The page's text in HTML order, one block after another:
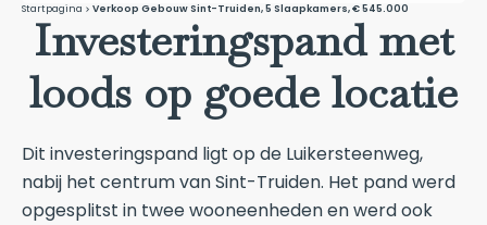
Startpagina Verkoop Gebouw Sint-Truiden, 5 Slaapkamers, € 545.000
Investeringspand met
loods op goede locatie
Dit investeringspand ligt op de Luikersteenweg,
nabij het centrum van Sint-Truiden. Het pand werd
opgesplitst in twee wooneenheden en werd ook